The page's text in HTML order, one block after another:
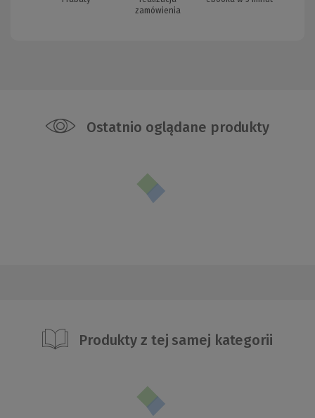
zamówienia
Ostatnio oglądane produkty
Produkty z tej samej kategorii